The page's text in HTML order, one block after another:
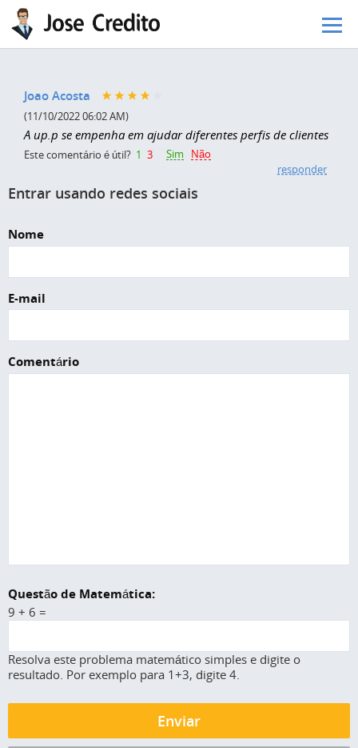
Pular para o conteúdo principal
Joao Acosta
(11/10/2022 06:02 AM)
A up.p se empenha em ajudar diferentes perfis de clientes
Este comentário é útil? 1 3 Sim
Não
responder
Entrar usando redes sociais
Nome
E-mail
Comentário
Questão de Matemática:
9 + 6 =
Resolva este problema matemático simples e digite o
resultado. Por exemplo para 1+3, digite 4.